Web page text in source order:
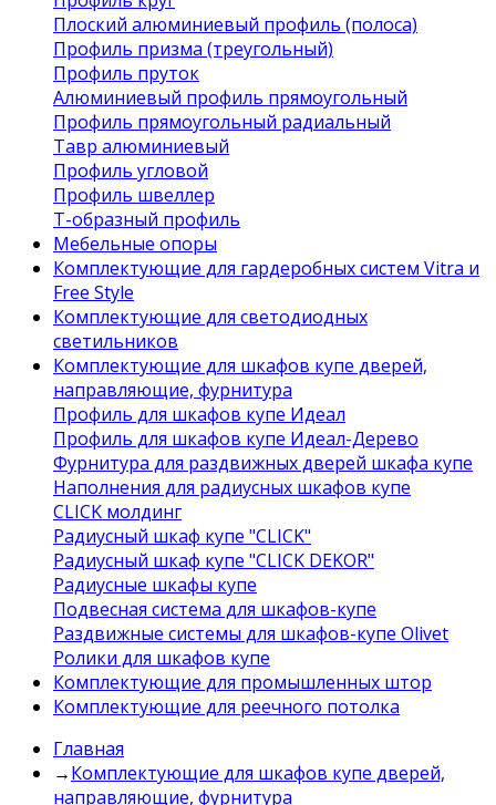
Плоский алюминиевый профиль (полоса)
Профиль призма (треугольный)
Профиль пруток
Алюминиевый профиль прямоугольный
Профиль прямоугольный радиальный
Тавр алюминиевый
Профиль угловой
Профиль швеллер
Т-образный профиль
Мебельные опоры
Комплектующие для гардеробных систем Vitra и
Free Style
Комплектующие для светодиодных
светильников
Комплектующие для шкафов купе дверей,
направляющие, фурнитура
Профиль для шкафов купе Идеал
Профиль для шкафов купе Идеал-Дерево
Фурнитура для раздвижных дверей шкафа купе
Наполнения для радиусных шкафов купе
CLICK молдинг
Радиусный шкаф купе "CLICK"
Радиусный шкаф купе "CLICK DEKOR"
Радиусные шкафы купе
Подвесная система для шкафов-купе
Раздвижные системы для шкафов-купе Olivet
Ролики для шкафов купе
Комплектующие для промышленных штор
Комплектующие для реечного потолка
Главная
→Комплектующие для шкафов купе дверей,
направляющие, фурнитура